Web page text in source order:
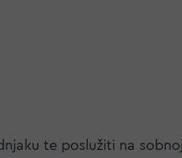
te poslužiti na